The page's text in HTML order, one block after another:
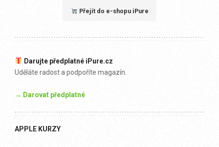
Přejít do e-shopu iPure
Darujte předplatné iPure.cz
Uděláte radost a podpoříte magazín.
→ Darovat předplatné
APPLE KURZY